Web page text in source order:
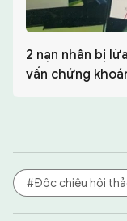
2 nạn nhân bị
vấn chứng
#Độc chiêu hội